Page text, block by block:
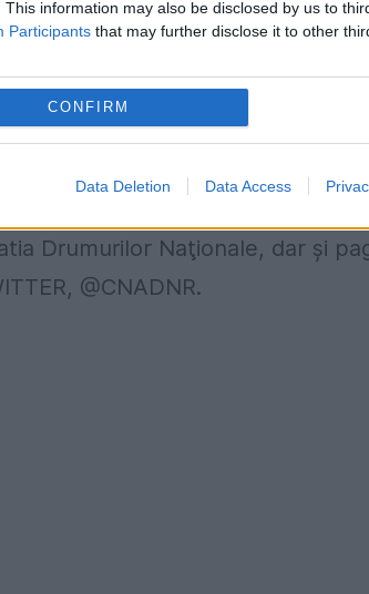
This information may also be disclosed by us to
Participants that may further disclose it to other
CONFIRM
Data Deletion Data Access
meteorologice
drumarii.
drumuri naţionale pot fi
a Infrastructurii Rutiere S.A.,
și pot accesa pe prima
Drumurilor Naţionale, dar și
@CNADNR.